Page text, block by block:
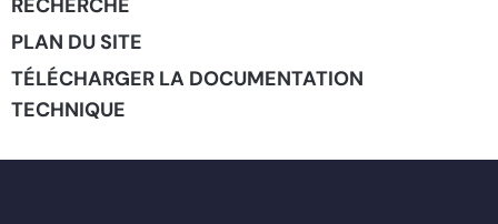
RECHERCHE
PLAN DU SITE
TÉLÉCHARGER LA DOCUMENTATION
TECHNIQUE